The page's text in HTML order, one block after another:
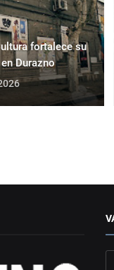
fortalece su
Durazno